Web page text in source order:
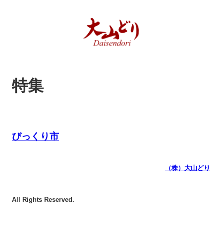
特集
びっくり市
（株）大山どり
All Rights Reserved.